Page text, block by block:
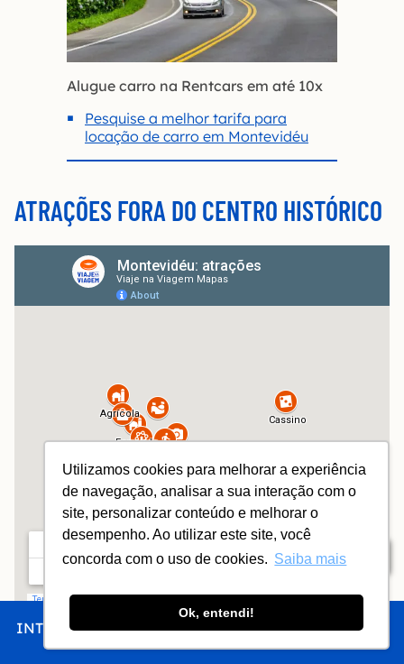
Utilizamos cookies para melhorar a experiência
de navegação, analisar a sua interação com o
site, personalizar conteúdo e melhorar o
desempenho. Ao utilizar este site, você
concorda com o uso de cookies. Saiba mais
Ok, entendi!
INTRO CHEGAR FICAR COMER FAZER
Índice
Alugue carro na Rentcars em até 10x
Pesquise a melhor tarifa para
locação de carro em Montevidéu
ATRAÇÕES FORA DO CENTRO HISTÓRICO
MERCADO AGRÍCOLA